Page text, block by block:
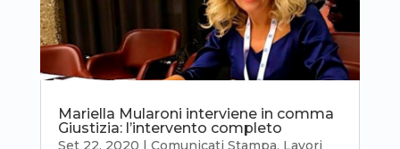
Mariella Mularoni interviene in comma
Giustizia: l’intervento completo
Set 22, 2020 Comunicati Stampa, Lavori